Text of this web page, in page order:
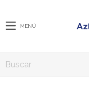
MENÚ